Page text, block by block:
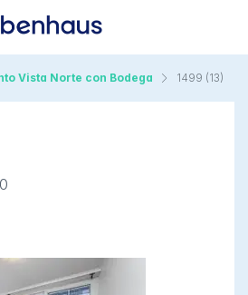
Vista Norte con Bodega 1499 (13)
0